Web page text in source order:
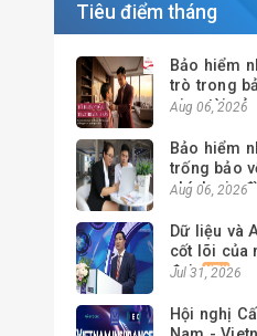
Tiêu điểm tháng
Bảo hiểm
trò trong
giao tài sản
Aug 06, 2026
Bảo hiểm
trống bảo
chính gia
Aug 06, 2026
Dữ liệu và
cốt lõi của
đại
Jul 31, 2026
Hội nghị